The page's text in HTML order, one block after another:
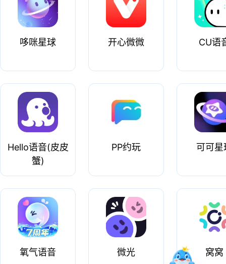
哆咪星球 开心微微 CU语
Hello语音(皮皮
蟹)
PP约玩 可可星
氧气语音 微光 窝窝